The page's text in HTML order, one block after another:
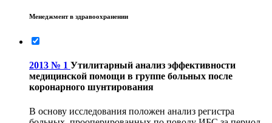
Менеджмент в здравоохранении
2013 № 1 Утилитарный анализ эффективности
медицинской помощи в группе больных после
коронарного шунтирования
В основу исследования положен анализ регистра